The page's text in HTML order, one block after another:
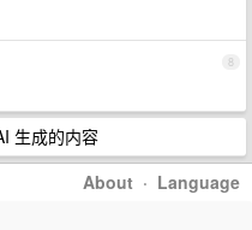
8
生成的内容
About · Language